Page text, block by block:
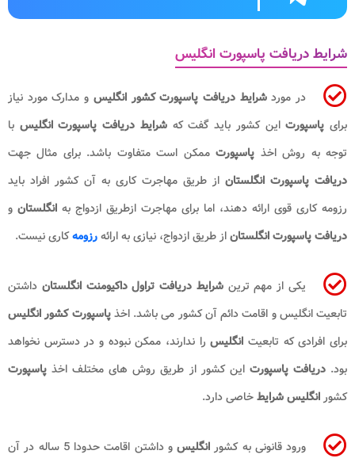
شرایط دریافت پاسپورت انگلیس
در موردشرایط دریافت پاسپورت کشور انگلیس و مدارک مورد نیاز
برایپاسپورتاین کشور باید گفت کهشرایط دریافت پاسپورت انگلیس با
توجه به روش اخذ پاسپورتممکن است متفاوت باشد. برای مثال جهت
دریافت پاسپورت انگلستان از طریق مهاجرت کاری به آن کشور افراد باید
رزومه کاری قوی ارائه دهند، اما برای مهاجرت ازطریق ازدواج به انگلستان و
دریافت پاسپورت انگلستاناز طریق ازدواج، نیازی به ارائهرزومهکاری نیست.
یکی از مهم ترینشرایط دریافت تراول داکیومنت انگلستان داشتن
تابعیت انگلیس و اقامت دائم آن کشور می باشد. اخذپاسپورت کشور انگلیس
برای افرادی که تابعیت انگلیسرا ندارند، ممکن نبوده و در دسترس نخواهد
بود.دریافت پاسپورت این کشور از طریق روش های مختلف اخذپاسپورت
کشورانگلیس شرایطخاصی دارد.
ورود قانونی به کشورانگلیس
و داشتن اقامت حدودا 5 ساله در آن